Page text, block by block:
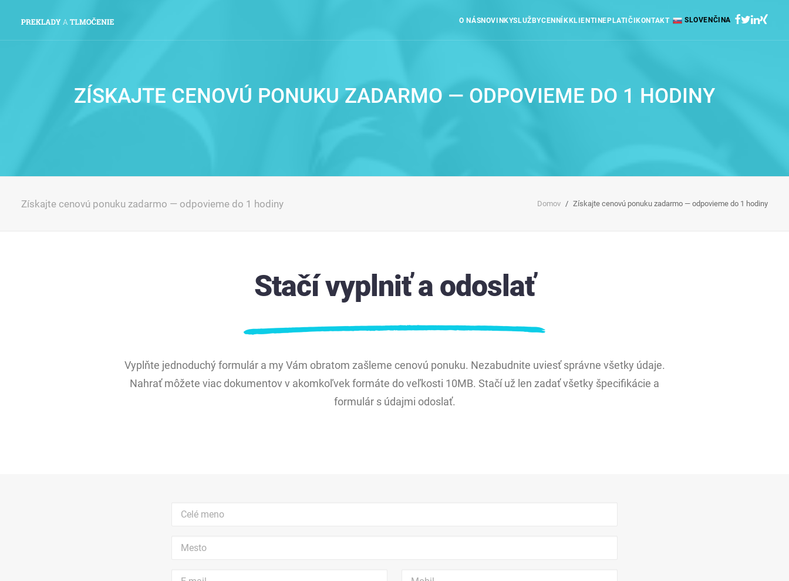
O NÁSNOVINKYSLUŽBYCENNÍK KLIENTI NEPLATIČI KONTAKT SLOVENČINA
ZÍSKAJTE CENOVÚ PONUKU ZADARMO — ODPOVIEME DO 1 HODINY
Získajte cenovú ponuku zadarmo — odpovieme do 1 hodiny Domov Získajte cenovú ponuku zadarmo — odpovieme do 1 hodiny
Stačí vyplniť a odoslať
Vyplňte jednoduchý formulár a my Vám obratom zašleme cenovú ponuku. Nezabudnite uviesť správne všetky údaje.
Nahrať môžete viac dokumentov v akomkoľvek formáte do veľkosti 10MB. Stačí už len zadať všetky špecifikácie a
formulár s údajmi odoslať.